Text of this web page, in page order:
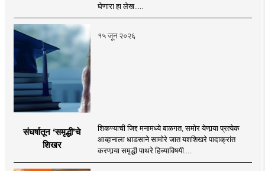
घेणारा हा लेख.....
१५ जून २०२६
संघर्षातून ‘समृद्धी’चे
शिखर
शिकण्याची जिद्द मनामध्ये बाळगत, समोर येणार्‍या प्रत्येक
आव्हानाला धाडसाने सामोरे जात यशशिखरे पादाक्रांत
करणार्‍या समृद्धी पाथरे हिच्याविषयी.....